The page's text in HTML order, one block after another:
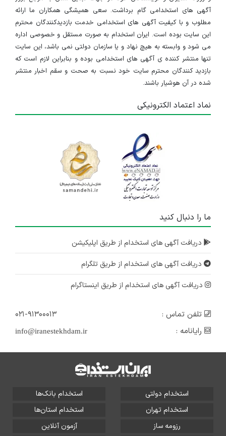
آگهی های استخدامی گام برداشت. سعی همیشگی همکاران ما ارائه
مطلوب و با کیفیت آگهی های استخدامی خدمت بازدیدکنندگان محترم
این سایت بوده است. ایران استخدام به صورت مستقل و خصوصی اداره
می شود و وابسته به هیچ نهاد و یا سازمان دولتی نمی باشد، این سایت
تنها منتشر کننده ی آگهی های استخدامی بوده و بنابراین لازم است که
بازدید کنندگان محترم سایت خود نسبت به صحت و سقم اخبار منتشر
شده در آن هوشیار باشند.
نماد اعتماد الکترونیکی
ما را دنبال کنید
دریافت آگهی های استخدام از طریق اپلیکیشن
دریافت آگهی های استخدام از طریق تلگرام
دریافت آگهی های استخدام از طریق اینستاگرام
تلفن تماس :
۰۲۱-۹۱۳۰۰۰۱۳
رایانامه :
info@iranestekhdam.ir
استخدام دولتی
استخدام بانک‌ها
استخدام تهران
استخدام استان‌ها
رزومه ساز
آزمون آنلاین